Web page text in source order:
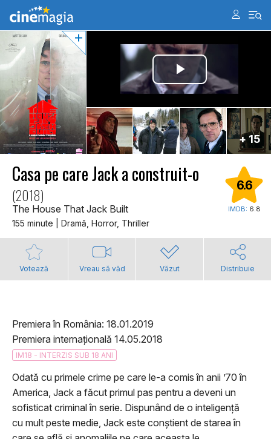
+ 15
Casa pe care Jack a construit-o
(2018)
The House That Jack Built
155 minute | Dramă, Horror, Thriller
6.6
IMDB: 6.8
Votează Vreau să văd Văzut Distribuie
Premiera în România: 18.01.2019
Premiera internațională 14.05.2018
IM18 - INTERZIS SUB 18 ANI
Odată cu primele crime pe care le-a comis în anii ’70 în
America, Jack a făcut primul pas pentru a deveni un
sofisticat criminal în serie. Dispunând de o inteligență
cu mult peste medie, Jack este conștient de starea în